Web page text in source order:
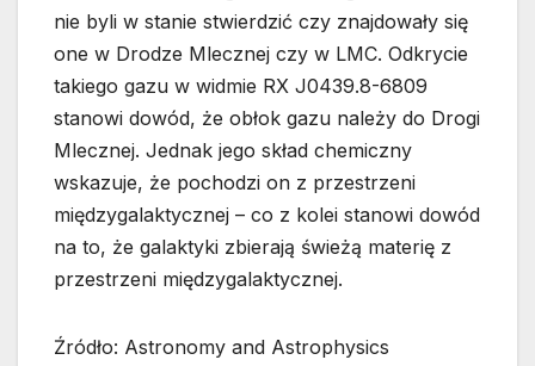
nie byli w stanie stwierdzić czy znajdowały się
one w Drodze Mlecznej czy w LMC. Odkrycie
takiego gazu w widmie RX J0439.8-6809
stanowi dowód, że obłok gazu należy do Drogi
Mlecznej. Jednak jego skład chemiczny
wskazuje, że pochodzi on z przestrzeni
międzygalaktycznej – co z kolei stanowi dowód
na to, że galaktyki zbierają świeżą materię z
przestrzeni międzygalaktycznej.
Źródło: Astronomy and Astrophysics